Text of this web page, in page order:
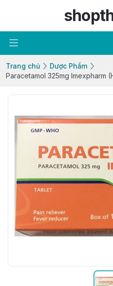
Trang chủ
Dược Phẩm
Paracetamol 325mg Imexpharm